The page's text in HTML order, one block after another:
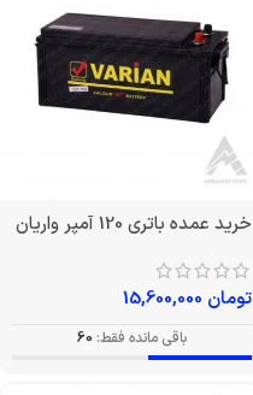
خرید عمده باتری 120 آمپر واریان
تومان
باقی مانده فقط: 60